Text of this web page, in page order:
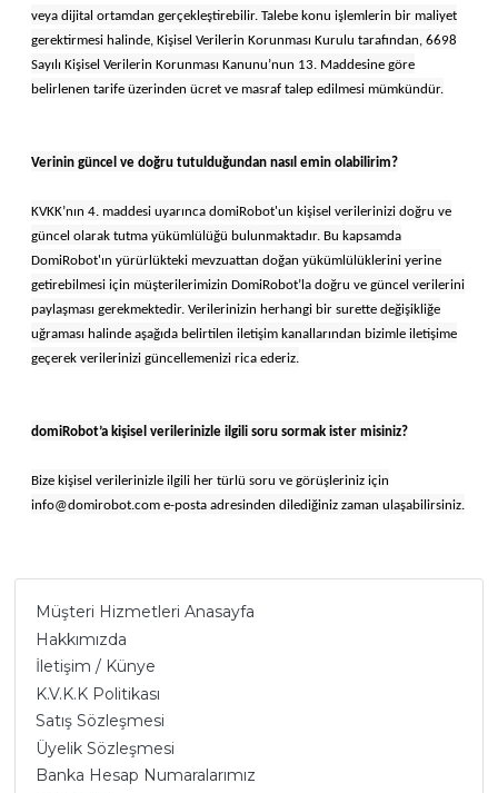
Müşteri Hizmetleri Anasayfa
Hakkımızda
İletişim / Künye
K.V.K.K Politikası
Satış Sözleşmesi
Üyelik Sözleşmesi
Banka Hesap Numaralarımız
veya dijital ortamdan gerçekleştirebilir. Talebe konu işlemlerin bir maliyet
gerektirmesi halinde, Kişisel Verilerin Korunması Kurulu tarafından, 6698
Sayılı Kişisel Verilerin Korunması Kanunu’nun 13. Maddesine göre
belirlenen tarife üzerinden ücret ve masraf talep edilmesi mümkündür.
Verinin güncel ve doğru tutulduğundan nasıl emin olabilirim?
KVKK’nın 4. maddesi uyarınca domiRobot'un kişisel verilerinizi doğru ve
güncel olarak tutma yükümlülüğü bulunmaktadır. Bu kapsamda
DomiRobot'ın yürürlükteki mevzuattan doğan yükümlülüklerini yerine
getirebilmesi için müşterilerimizin DomiRobot’la doğru ve güncel verilerini
paylaşması gerekmektedir. Verilerinizin herhangi bir surette değişikliğe
uğraması halinde aşağıda belirtilen iletişim kanallarından bizimle iletişime
geçerek verilerinizi güncellemenizi rica ederiz.
domiRobot’a kişisel verilerinizle ilgili soru sormak ister misiniz?
Bize kişisel verilerinizle ilgili her türlü soru ve görüşleriniz için
info@domirobot.com e-posta adresinden dilediğiniz zaman ulaşabilirsiniz.